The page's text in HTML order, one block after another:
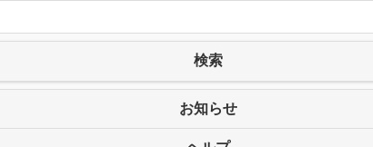
検索
お知らせ